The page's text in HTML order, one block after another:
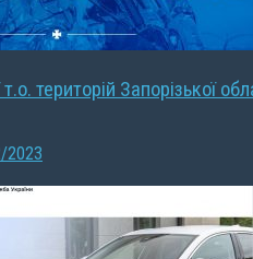
територій Запорізької
2023